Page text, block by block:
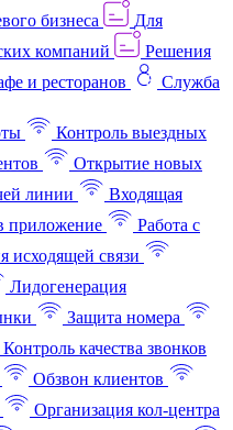
бизнеса
Для
компаний
Решения
и ресторанов
Служба
Контроль выездных
Открытие новых
линии
Входящая
приложение
Работа с
исходящей связи
Лидогенерация
Защита номера
Контроль качества звонков
Обзвон клиентов
Организация кол-центра